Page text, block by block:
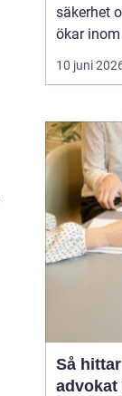
säkerhet
ökar
biotech,
Samtidigt
behoven
startar
regula...
10 juni
Så
advokat